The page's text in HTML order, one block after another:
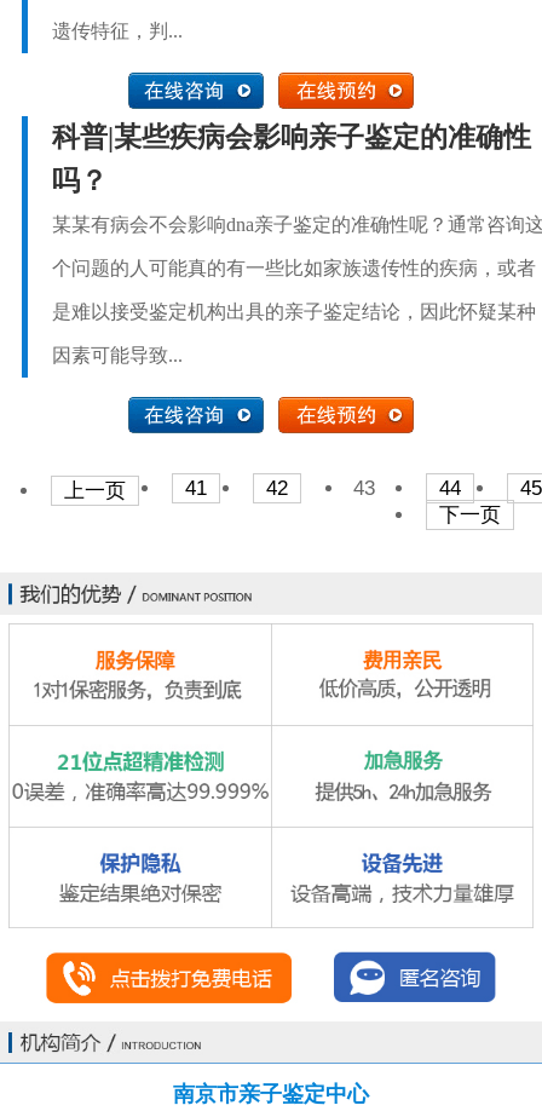
遗传特征，判...
科普|某些疾病会影响亲子鉴定的准确性
吗？
某某有病会不会影响dna亲子鉴定的准确性呢？通常咨询
个问题的人可能真的有一些比如家族遗传性的疾病，或者
是难以接受鉴定机构出具的亲子鉴定结论，因此怀疑某种
因素可能导致...
上一页 41 42 43 44
45
下一页
南京市亲子鉴定中心